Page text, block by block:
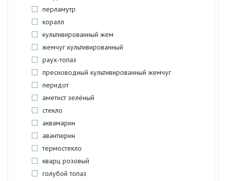
перламутр
коралл
культивированный жем
жемчуг культивированный
раух-топаз
пресноводный культивированный жемчуг
перидот
аметист зелёный
стекло
аквамарин
авантюрин
термостекло
кварц розовый
голубой топаз